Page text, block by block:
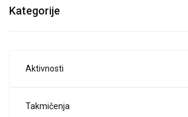
Kategorije
Aktivnosti
Takmičenja